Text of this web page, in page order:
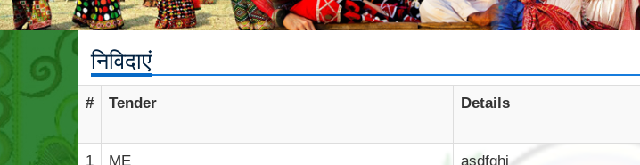
निविदाएं
# Tender Details
1 ME asdfghj